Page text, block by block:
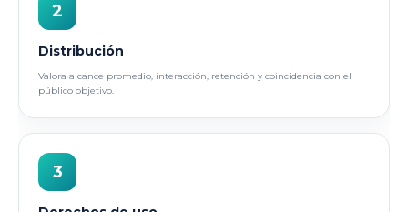
2
Distribución
Valora alcance promedio, interacción, retención y coincidencia con el
público objetivo.
3